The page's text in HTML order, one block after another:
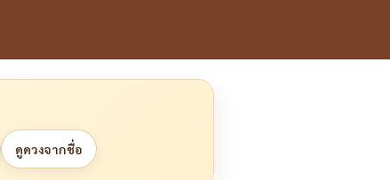
ดูดวงจากชื่อ